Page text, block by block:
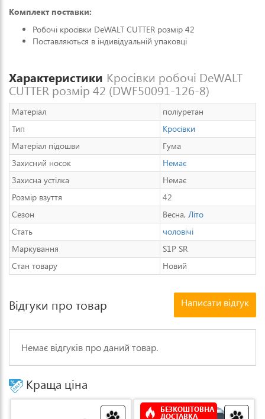
Комплект поставки:
Робочі кросівки DeWALT CUTTER розмір 42
Поставляються в індивідуальній упаковці
Характеристики Кросівки робочі DeWALT
CUTTER розмір 42 (DWF50091-126-8)
Матеріал
поліуретан
Тип
Кросівки
Матеріал підошви
Гума
Захисний носок
Немає
Захисна устілка
Немає
Розмір взуття
42
Сезон
Весна, Літо
Стать
чоловічі
Маркування
S1P SR
Стан товару
Новий
Відгуки про товар Написати відгук
Немає відгуків про даний товар.
Краща ціна
БЕЗКОШТОВНА
ДОСТАВКА